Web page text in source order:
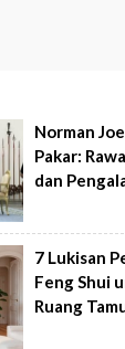
Norman
Pakar:
dan
7 Lukisan
Feng Shui
Ruang